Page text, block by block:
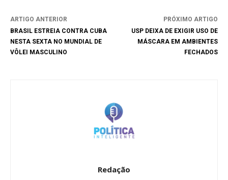
ARTIGO ANTERIOR
BRASIL ESTREIA CONTRA CUBA
NESTA SEXTA NO MUNDIAL DE
VÔLEI MASCULINO
PRÓXIMO ARTIGO
USP DEIXA DE EXIGIR USO DE
MÁSCARA EM AMBIENTES
FECHADOS
Redação